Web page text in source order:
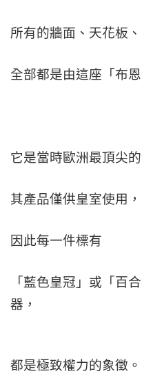
所有的牆面、天花板、
全部都是由這座「布
它是當時歐洲最頂尖的
其產品僅供皇室使用
因此每一件標有
「藍色皇冠」或「百
器，
都是極致權力的象徵。